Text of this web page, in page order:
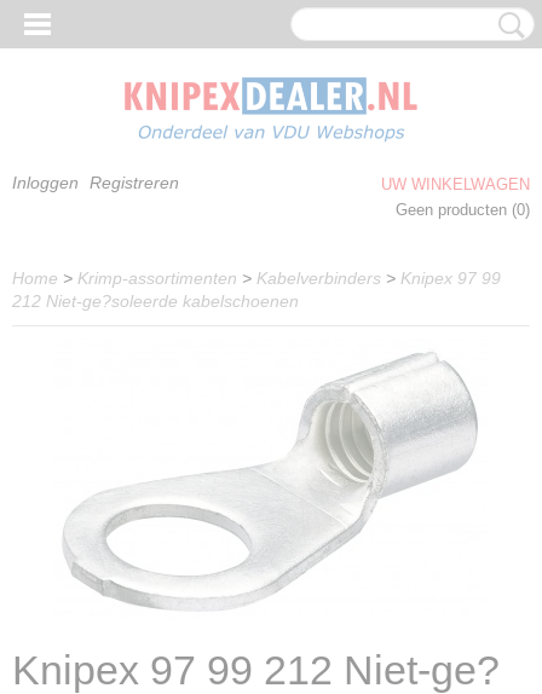
Inloggen Registreren
UW WINKELWAGEN
Geen producten (0)
Home > Krimp-assortimenten > Kabelverbinders > Knipex 97 99
212 Niet-ge?soleerde kabelschoenen
Knipex 97 99 212 Niet-ge?